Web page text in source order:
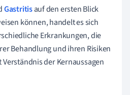
Gastritisauf den ersten Blick
können, handelt es sich
Erkrankungen, die
Behandlung und ihren Risiken
der Kernaussagen